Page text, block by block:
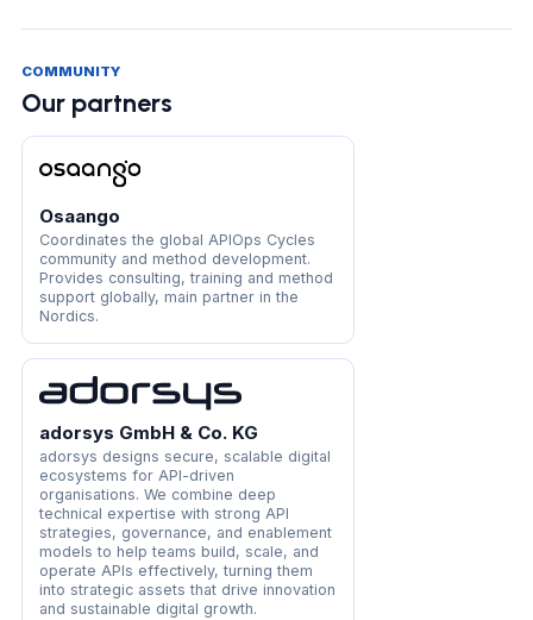
COMMUNITY
Our partners
Osaango
Coordinates the global APIOps Cycles
community and method development.
Provides consulting, training and method
support globally, main partner in the
Nordics.
adorsys GmbH & Co. KG
adorsys designs secure, scalable digital
ecosystems for API-driven
organisations. We combine deep
technical expertise with strong API
strategies, governance, and enablement
models to help teams build, scale, and
operate APIs effectively, turning them
into strategic assets that drive innovation
and sustainable digital growth.